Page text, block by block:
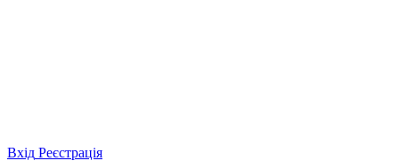
Вхід Реєстрація